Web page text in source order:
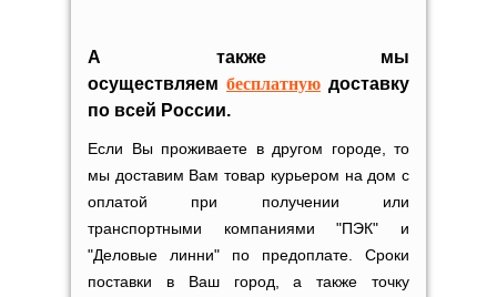
А также мы
осуществляем бесплатную доставку
по всей России.
Если Вы проживаете в другом городе, то
мы доставим Вам товар курьером на дом с
оплатой при получении или
транспортными компаниями "ПЭК" и
"Деловые линни" по предоплате. Сроки
поставки в Ваш город, а также точку